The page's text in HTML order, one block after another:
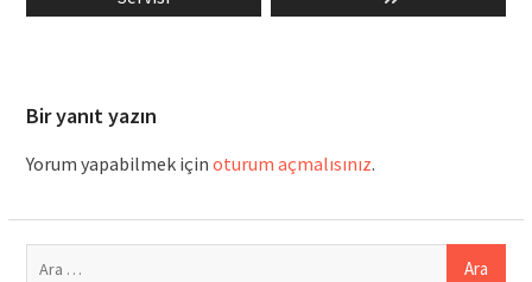
Bir yanıt yazın
Yorum yapabilmek için oturum açmalısınız.